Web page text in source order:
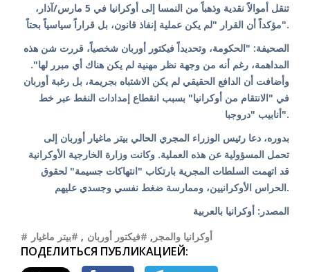
تنقل أموالاً نقدية وذهباً من النمسا إلى أوكرانيا في 5 مارس/آذار،
مؤكداً أن القرار "لم يكن عملية إنفاذ قانون، بل قراراً سياسياً بحتاً".
الصحيفة: "الحكومة، وتحديداً فيكتور أوربان شخصياً، قررت شن هذه
المداهمة، رغم أنه من وجهة نظر مهنية لم يكن هناك أي مبرر لها".
وأضافت أن الدافع الحقيقي لم يكن الاشتباه بجريمة، بل رغبة أوربان
في "الانتقام من أوكرانيا" بسبب انقطاع إمدادات النفط عبر خط
أنابيب "دروجبا".
بدوره، دعا رئيس الوزراء المجري الحالي بيتر ماغيار أوربان إلى
تحمل المسؤولية عن هذه العملية. وكانت وزارة الخارجية الأوكرانية
قد اتهمت السلطات المجرية بارتكاب "انتهاكات جسيمة" لحقوق
الحراس الأوكرانيين، وممارسة ضغط نفسي وجسدي عليهم.
المصدر: أوكرانيا بالعربية
#أوكرانيا والمجر , #فيكتور أوربان , #بيتر ماغيار
ПОДЕЛИТЬСЯ ПУБЛИКАЦИЕЙ: